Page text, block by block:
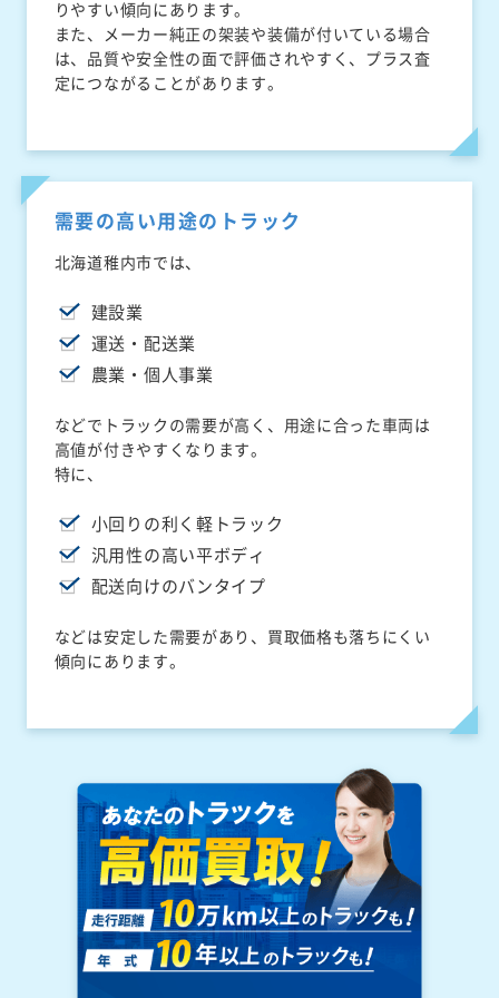
りやすい傾向にあります。
また、メーカー純正の架装や装備が付いている場合
は、品質や安全性の面で評価されやすく、プラス査
定につながることがあります。
需要の高い用途のトラック
北海道稚内市では、
建設業
運送・配送業
農業・個人事業
などでトラックの需要が高く、用途に合った車両は
高値が付きやすくなります。
特に、
小回りの利く軽トラック
汎用性の高い平ボディ
配送向けのバンタイプ
などは安定した需要があり、買取価格も落ちにくい
傾向にあります。